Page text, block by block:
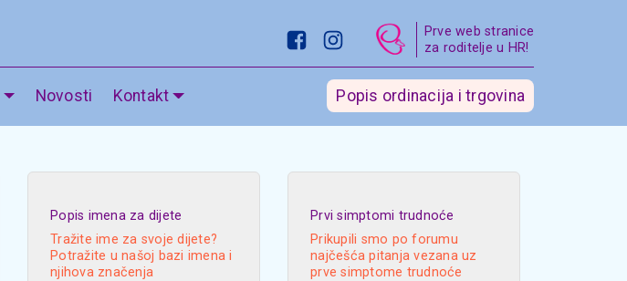
Prve web stranice
za roditelje u HR!
Novosti Kontakt Popis ordinacija i trgovina
Popis imena za dijete
Tražite ime za svoje dijete?
Potražite u našoj bazi imena i
njihova značenja
Prvi simptomi trudnoće
Prikupili smo po forumu
najčešća pitanja vezana uz
prve simptome trudnoće